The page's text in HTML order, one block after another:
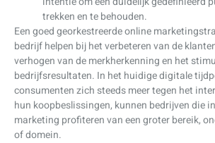
trekken en te behouden.
Een goed georkestreerde online
bedrijf helpen bij het verbeteren van de
verhogen van de merkherkenning en het
bedrijfsresultaten. In het huidige digitale
consumenten zich steeds meer tegen het
hun koopbeslissingen, kunnen bedrijven die
marketing profiteren van een groter bereik,
of domein.